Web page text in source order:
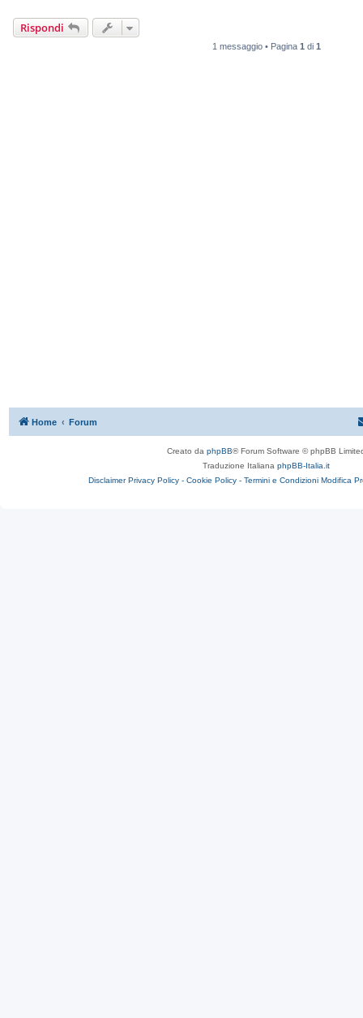
Rispondi
1 messaggio • Pagina 1 di 1
Home Forum
Creato da phpBB® Forum Software © phpBB
Traduzione Italiana phpBB-Italia.it
Disclaimer Privacy Policy - Cookie Policy - Termini e Condizioni Modifica